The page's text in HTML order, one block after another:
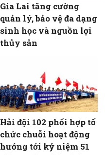
Gia Lai tăng cường
quản lý, bảo vệ đa dạng
sinh học và nguồn lợi
thủy sản
Hải đội 102 phối hợp tổ
chức chuỗi hoạt động
hướng tới kỷ niệm 51